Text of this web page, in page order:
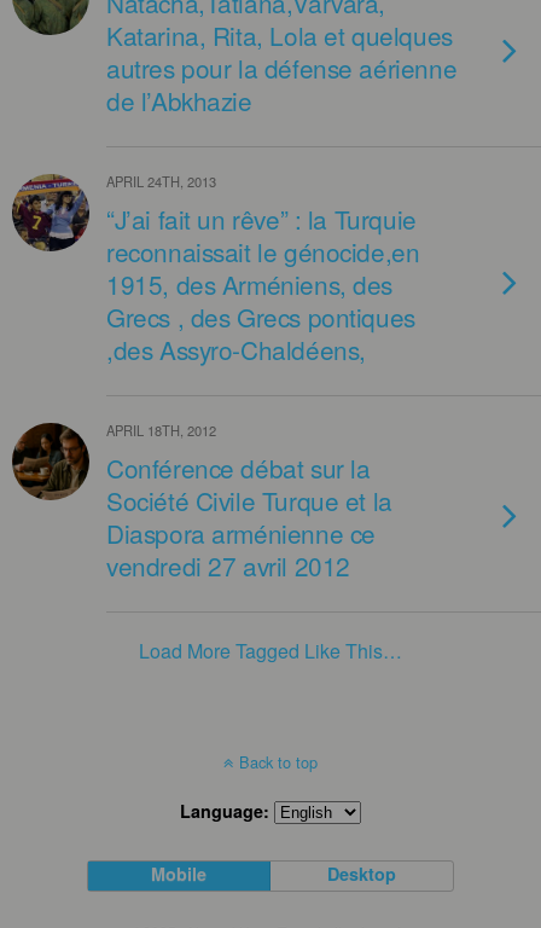
Katarina, Rita, Lola et quelques
autres pour la défense aérienne
de l’Abkhazie
APRIL 24TH, 2013
“J’ai fait un rêve” : la Turquie
reconnaissait le génocide,en
1915, des Arméniens, des
Grecs , des Grecs pontiques
,des Assyro-Chaldéens,
APRIL 18TH, 2012
Conférence débat sur la
Société Civile Turque et la
Diaspora arménienne ce
vendredi 27 avril 2012
Load More Tagged Like This…
Back to top
Language:
Mobile Desktop